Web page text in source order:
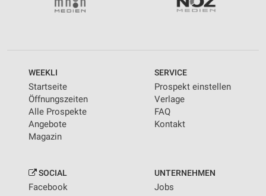
WEEKLI
Startseite
Öffnungszeiten
Alle Prospekte
Angebote
Magazin
SERVICE
Prospekt einstellen
Verlage
FAQ
Kontakt
SOCIAL
Facebook
UNTERNEHMEN
Jobs